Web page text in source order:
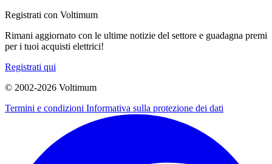
Registrati con Voltimum
Rimani aggiornato con le ultime notizie del settore e guadagna premi
per i tuoi acquisti elettrici!
Registrati qui
© 2002-2026 Voltimum
Termini e condizioni Informativa sulla protezione dei dati